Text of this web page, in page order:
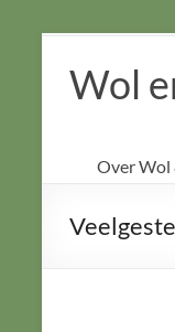
Wol
Over Wol